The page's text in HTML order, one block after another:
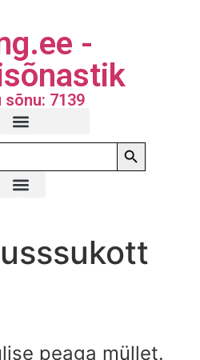
-
sõnu: 7139
Search
peaga müllet.